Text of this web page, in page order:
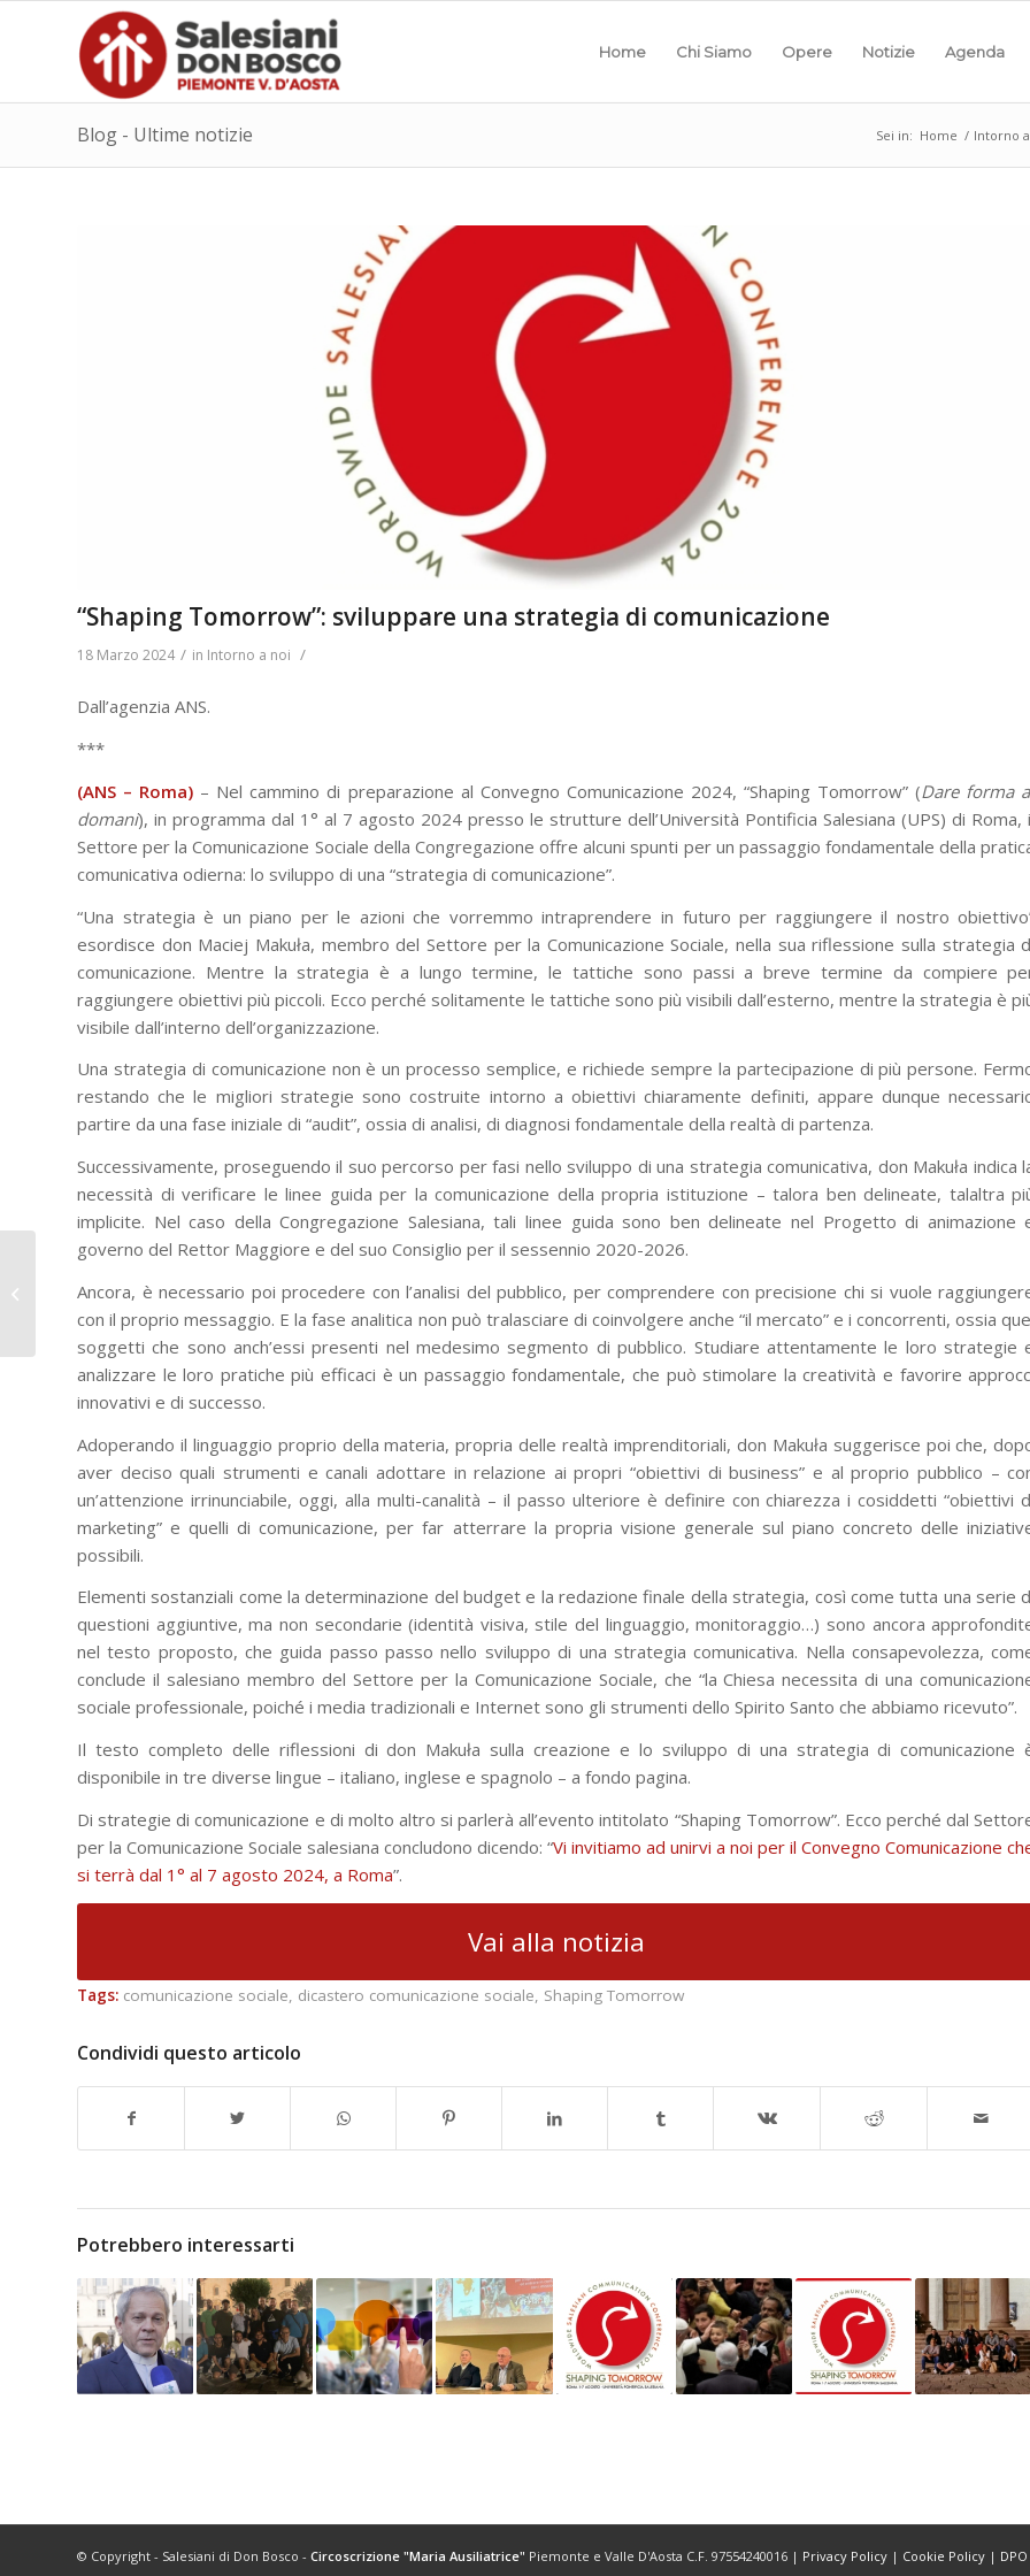
Home Chi Siamo Opere Notizie Agenda
Blog - Ultime notizie Sei in: Home / Intorno
“Shaping Tomorrow”: sviluppare una strategia di comunicazione
18 Marzo 2024 / in Intorno a noi /
Dall’agenzia ANS.
***
(ANS – Roma) – Nel cammino di preparazione al Convegno Comunicazione 2024, “Shaping Tomorrow” (Dare forma
domani), in programma dal 1° al 7 agosto 2024 presso le strutture dell’Università Pontificia Salesiana (UPS) di Roma,
Settore per la Comunicazione Sociale della Congregazione offre alcuni spunti per un passaggio fondamentale della
comunicativa odierna: lo sviluppo di una “strategia di comunicazione”.
“Una strategia è un piano per le azioni che vorremmo intraprendere in futuro per raggiungere il nostro
esordisce don Maciej Makuła, membro del Settore per la Comunicazione Sociale, nella sua riflessione sulla strategia
comunicazione. Mentre la strategia è a lungo termine, le tattiche sono passi a breve termine da compiere
raggiungere obiettivi più piccoli. Ecco perché solitamente le tattiche sono più visibili dall’esterno, mentre la strategia è
visibile dall’interno dell’organizzazione.
Una strategia di comunicazione non è un processo semplice, e richiede sempre la partecipazione di più persone.
restando che le migliori strategie sono costruite intorno a obiettivi chiaramente definiti, appare dunque
partire da una fase iniziale di “audit”, ossia di analisi, di diagnosi fondamentale della realtà di partenza.
Successivamente, proseguendo il suo percorso per fasi nello sviluppo di una strategia comunicativa, don Makuła indica
necessità di verificare le linee guida per la comunicazione della propria istituzione – talora ben delineate, talaltra
implicite. Nel caso della Congregazione Salesiana, tali linee guida sono ben delineate nel Progetto di animazione
governo del Rettor Maggiore e del suo Consiglio per il sessennio 2020-2026.
Ancora, è necessario poi procedere con l’analisi del pubblico, per comprendere con precisione chi si vuole
con il proprio messaggio. E la fase analitica non può tralasciare di coinvolgere anche “il mercato” e i concorrenti, ossia
soggetti che sono anch’essi presenti nel medesimo segmento di pubblico. Studiare attentamente le loro strategie
analizzare le loro pratiche più efficaci è un passaggio fondamentale, che può stimolare la creatività e favorire
innovativi e di successo.
Adoperando il linguaggio proprio della materia, propria delle realtà imprenditoriali, don Makuła suggerisce poi che,
aver deciso quali strumenti e canali adottare in relazione ai propri “obiettivi di business” e al proprio pubblico –
un’attenzione irrinunciabile, oggi, alla multi-canalità – il passo ulteriore è definire con chiarezza i cosiddetti “obiettivi
marketing” e quelli di comunicazione, per far atterrare la propria visione generale sul piano concreto delle
possibili.
Elementi sostanziali come la determinazione del budget e la redazione finale della strategia, così come tutta una serie
questioni aggiuntive, ma non secondarie (identità visiva, stile del linguaggio, monitoraggio…) sono ancora
nel testo proposto, che guida passo passo nello sviluppo di una strategia comunicativa. Nella consapevolezza,
conclude il salesiano membro del Settore per la Comunicazione Sociale, che “la Chiesa necessita di una
sociale professionale, poiché i media tradizionali e Internet sono gli strumenti dello Spirito Santo che abbiamo ricevuto”.
Il testo completo delle riflessioni di don Makuła sulla creazione e lo sviluppo di una strategia di comunicazione
disponibile in tre diverse lingue – italiano, inglese e spagnolo – a fondo pagina.
Di strategie di comunicazione e di molto altro si parlerà all’evento intitolato “Shaping Tomorrow”. Ecco perché dal
per la Comunicazione Sociale salesiana concludono dicendo: “Vi invitiamo ad unirvi a noi per il Convegno Comunicazione
si terrà dal 1° al 7 agosto 2024, a Roma”.
Vai alla notizia
Tags: comunicazione sociale dicastero comunicazione sociale Shaping Tomorrow
Condividi questo articolo
Potrebbero interessarti
© Copyright - Salesiani di Don Bosco - Circoscrizione "Maria Ausiliatrice" Piemonte e Valle D'Aosta C.F. 97554240016 | Privacy Policy | Cookie Policy | DPO
Nuova edizione della
formazione per
“Animatori Laudato Si’”
in Italia...